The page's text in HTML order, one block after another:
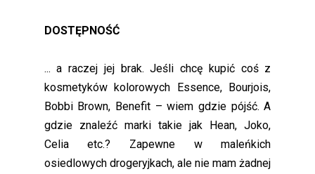
DOSTĘPNOŚĆ
... a raczej jej brak. Jeśli chcę kupić coś z
kosmetyków kolorowych Essence, Bourjois,
Bobbi Brown, Benefit – wiem gdzie pójść. A
gdzie znaleźć marki takie jak Hean, Joko,
Celia etc.? Zapewne w maleńkich
osiedlowych drogeryjkach, ale nie mam żadnej